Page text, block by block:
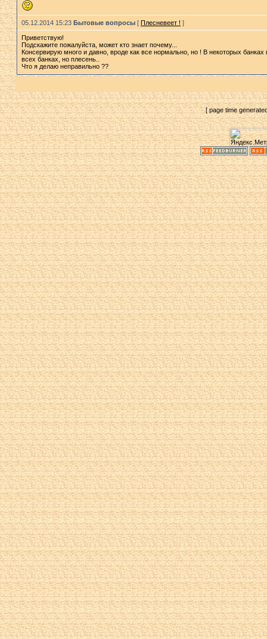
05.12.2014 15:23 Бытовые вопросы[ Плесневеет ! ]
Приветствую!
Подскажите пожалуйста, может кто знает почему...
Консервирую много и давно, вроде как все нормально, но ! В некоторых
всех банках, но плесень..
Что я делаю неправильно ??
[ page time